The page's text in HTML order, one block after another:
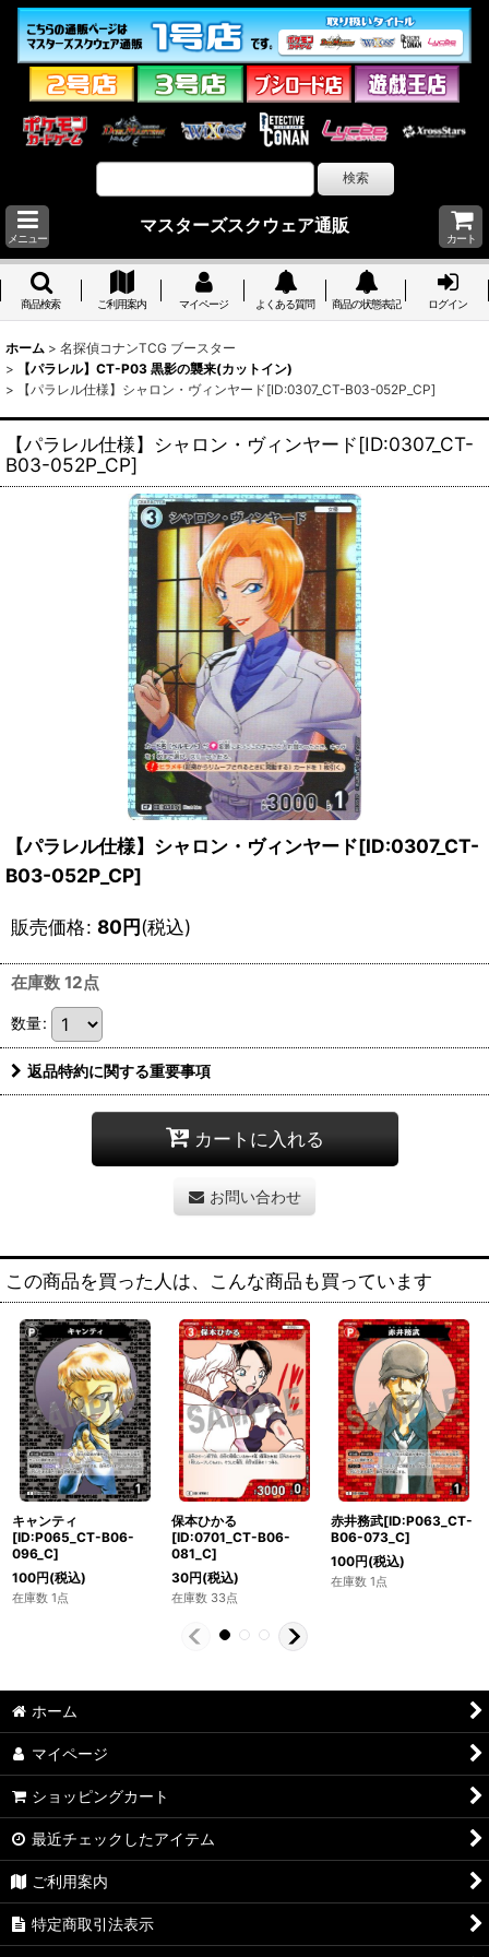
メニュー
マスターズスクウェア通販
カート
商品検索 ご利用案内 マイページ よくある質問 商品の状態表記 ログイン
ホーム > 名探偵コナンTCG ブースター
>
【パラレル】CT-P03 黒影の襲来(カットイン)
>
【パラレル仕様】シャロン・ヴィンヤード[ID:0307_CT-B03-052P_CP]
【パラレル仕様】シャロン・ヴィンヤード[ID:0307_CT-
B03-052P_CP]
【パラレル仕様】シャロン・ヴィンヤード[ID:0307_CT-
B03-052P_CP]
販売価格: 80円(税込)
在庫数 12点
数量:
返品特約に関する重要事項
カートに入れる
お問い合わせ
この商品を買った人は、こんな商品も買っています
キャンティ
[ID:P065_CT-B06-
096_C]
100円(税込)
在庫数 1点
保本ひかる
[ID:0701_CT-B06-
081_C]
30円(税込)
在庫数 33点
赤井務武[ID:P063_CT-
B06-073_C]
100円(税込)
在庫数 1点
ホーム
マイページ
ショッピングカート
最近チェックしたアイテム
ご利用案内
特定商取引法表示